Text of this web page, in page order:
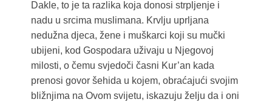
Dakle, to je ta razlika koja donosi strpljenje i
nadu u srcima muslimana. Krvlju uprljana
nedužna djeca, žene i muškarci koji su mučki
ubijeni, kod Gospodara uživaju u Njegovoj
milosti, o čemu svjedoči časni Kur’an kada
prenosi govor šehida u kojem, obraćajući svojim
bližnjima na Ovom svijetu, iskazuju želju da i oni